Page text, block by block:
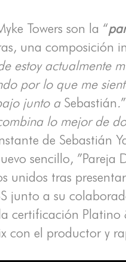
Towers son la “
una composición
estoy actualmente
por lo que me
junto a Sebastián.”
lo mejor de
de Sebastián
sencillo,
unidos tras
junto a su
certificación
con el productor y